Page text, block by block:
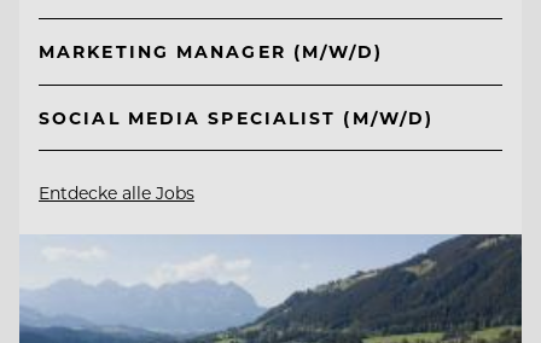
MARKETING MANAGER (M/W/D)
SOCIAL MEDIA SPECIALIST (M/W/D)
Entdecke alle Jobs